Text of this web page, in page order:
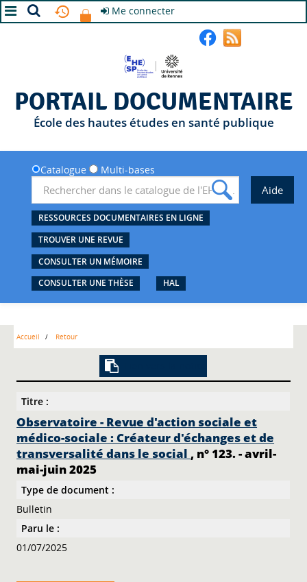
Me connecter
PORTAIL DOCUMENTAIRE
École des hautes études en santé publique
Catalogue Multi-bases
RESSOURCES DOCUMENTAIRES EN LIGNE
TROUVER UNE REVUE
CONSULTER UN MÉMOIRE
CONSULTER UNE THÈSE
HAL
Accueil Retour
Titre :
Observatoire - Revue d'action sociale et
médico-sociale : Créateur d'échanges et de
transversalité dans le social , n° 123. - avril-
mai-juin 2025
Type de document :
Bulletin
Paru le :
01/07/2025